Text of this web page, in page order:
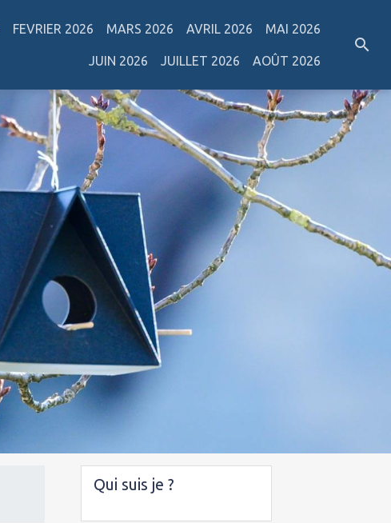
FEVRIER 2026 MARS 2026 AVRIL 2026 MAI 2026
JUIN 2026 JUILLET 2026 AOÛT 2026
Qui suis je ?